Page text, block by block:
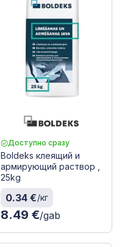
Доступно сразу
Boldeks клеящий и
армирующий раствор ,
25kg
0.34 €/кг
8.49 €/gab